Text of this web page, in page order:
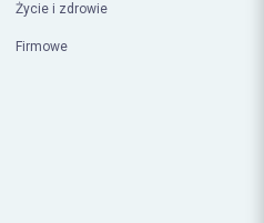
Życie i zdrowie
Firmowe